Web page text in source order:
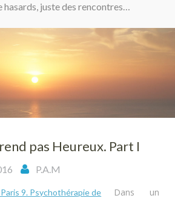
hasards, juste des rencontres…
pas Heureux. Part I
P.A.M
Dans un